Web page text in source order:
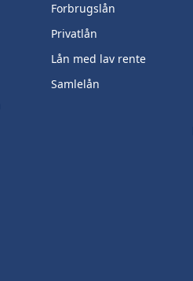
Forbrugslån
Privatlån
Lån med lav rente
Samlelån